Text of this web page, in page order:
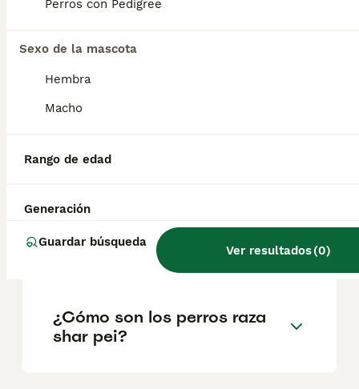
Perros con Pedigree
Sexo de la mascota
Hembra
Macho
Rango de edad
Generación
Guardar búsqueda
Ver resultados(0)
¿Cuáles son las ventajas y
¿Qué problemas tienen los
¿Cuántas clases de shar pei
¿Cómo son los perros raza
shar pei?